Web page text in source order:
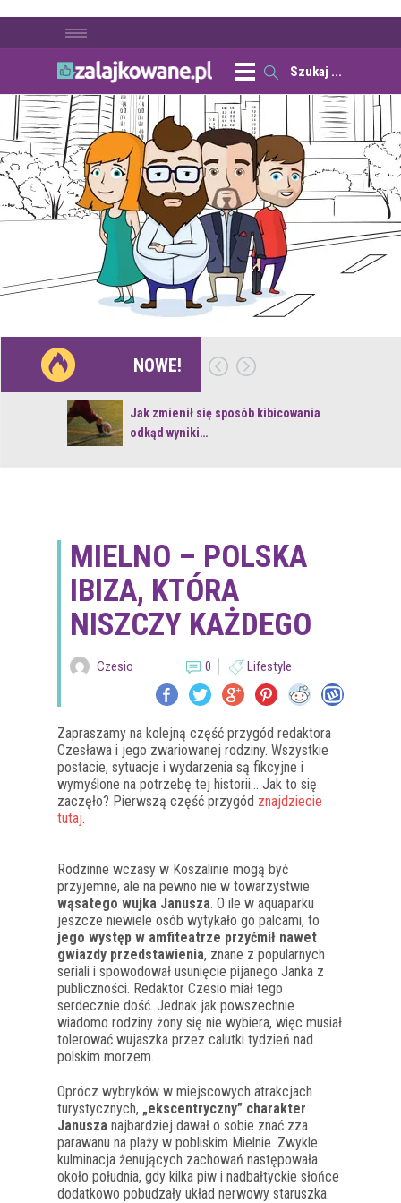
NOWE!
Jak zmienił się sposób kibicowania
odkąd wyniki…
MIELNO – POLSKA
IBIZA, KTÓRA
NISZCZY KAŻDEGO
Czesio 0 Lifestyle
Zapraszamy na kolejną część przygód redaktora
Czesława i jego zwariowanej rodziny. Wszystkie
postacie, sytuacje i wydarzenia są fikcyjne i
wymyślone na potrzebę tej historii… Jak to się
zaczęło? Pierwszą część przygód znajdziecie
tutaj.
Rodzinne wczasy w Koszalinie mogą być
przyjemne, ale na pewno nie w towarzystwie
wąsatego wujka Janusza. O ile w aquaparku
jeszcze niewiele osób wytykało go palcami, to
jego występ w amfiteatrze przyćmił nawet
gwiazdy przedstawienia, znane z popularnych
seriali i spowodował usunięcie pijanego Janka z
publiczności. Redaktor Czesio miał tego
serdecznie dość. Jednak jak powszechnie
wiadomo rodziny żony się nie wybiera, więc musiał
tolerować wujaszka przez calutki tydzień nad
polskim morzem.
Oprócz wybryków w miejscowych atrakcjach
turystycznych, „ekscentryczny” charakter
Janusza najbardziej dawał o sobie znać zza
parawanu na plaży w pobliskim Mielnie. Zwykle
kulminacja żenujących zachowań następowała
około południa, gdy kilka piw i nadbałtyckie słońce
dodatkowo pobudzały układ nerwowy staruszka.